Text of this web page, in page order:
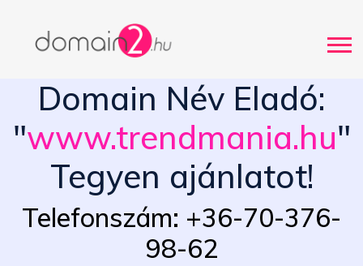
Domain Név Eladó:
"www.trendmania.hu"
Tegyen ajánlatot!
Telefonszám: +36-70-376-
98-62